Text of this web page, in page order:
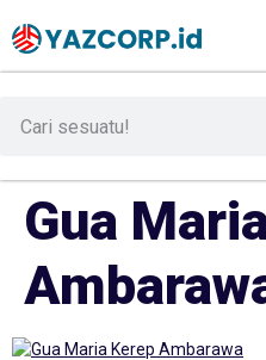
Gua